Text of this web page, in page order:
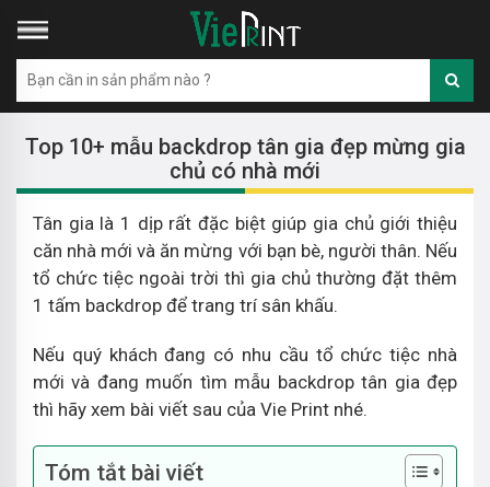
Top 10+ mẫu backdrop tân gia đẹp mừng gia
chủ có nhà mới
Tân gia là 1 dịp rất đặc biệt giúp gia chủ giới thiệu
căn nhà mới và ăn mừng với bạn bè, người thân. Nếu
tổ chức tiệc ngoài trời thì gia chủ thường đặt thêm
1 tấm backdrop để trang trí sân khấu.
Nếu quý khách đang có nhu cầu tổ chức tiệc nhà
mới và đang muốn tìm mẫu backdrop tân gia đẹp
thì hãy xem bài viết sau của Vie Print nhé.
Tóm tắt bài viết